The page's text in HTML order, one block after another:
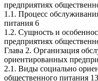
предприятиях
1.1. Процесс
питания 6
1.2. Сущность и
предприятиях
Глава 2. Организация
ориентированных
2.1. Виды социально
общественного питания 13